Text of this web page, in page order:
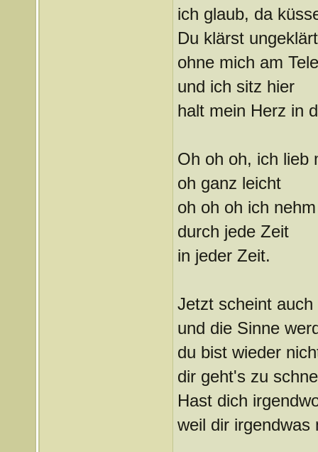
ich glaub, da
Du klärst
ohne mich am
und ich sitz hier
halt mein Herz in
Oh oh oh, ich lieb
oh ganz leicht
oh oh oh ich
durch jede Zeit
in jeder Zeit.
Jetzt scheint
und die Sinne
du bist wieder
dir geht's zu
Hast dich
weil dir irgendwas